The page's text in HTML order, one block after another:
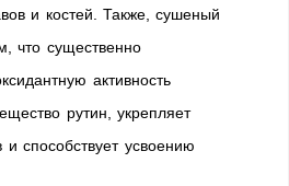
и костей. Также, сушеный
что существенно
активность
рутин, укрепляет
и способствует усвоению